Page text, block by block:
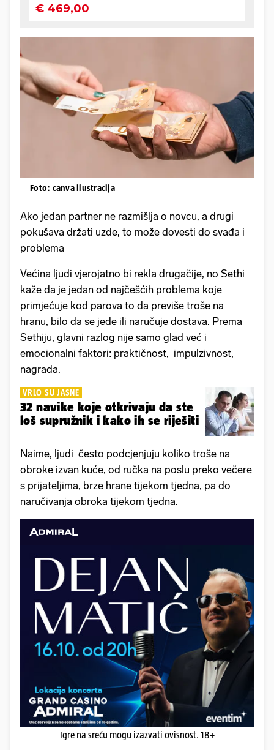
Foto: canva ilustracija
Ako jedan partner ne razmišlja o novcu, a drugi
pokušava držati uzde, to može dovesti do svađa i
problema
Većina ljudi vjerojatno bi rekla drugačije, no Sethi
kaže da je jedan od najčešćih problema koje
primjećuje kod parova to da previše troše na
hranu, bilo da se jede ili naručuje dostava. Prema
Sethiju, glavni razlog nije samo glad već i
emocionalni faktori: praktičnost, impulzivnost,
nagrada.
VRLO SU JASNE
32 navike koje otkrivaju da ste
loš supružnik i kako ih se riješiti
Naime, ljudi često podcjenjuju koliko troše na
obroke izvan kuće, od ručka na poslu preko večere
s prijateljima, brze hrane tijekom tjedna, pa do
naručivanja obroka tijekom tjedna.
Igre na sreću mogu izazvati ovisnost. 18+